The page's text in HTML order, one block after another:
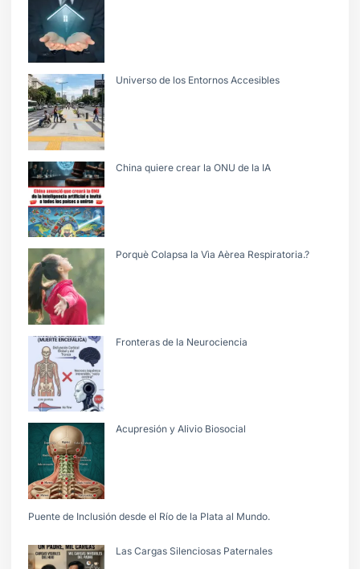
Universo de los Entornos Accesibles
China quiere crear la ONU de la IA
Porquè Colapsa la Vìa Aèrea Respiratoria.?
Fronteras de la Neurociencia
Acupresión y Alivio Biosocial
Puente de Inclusión desde el Río de la Plata al Mundo.
Las Cargas Silenciosas Paternales